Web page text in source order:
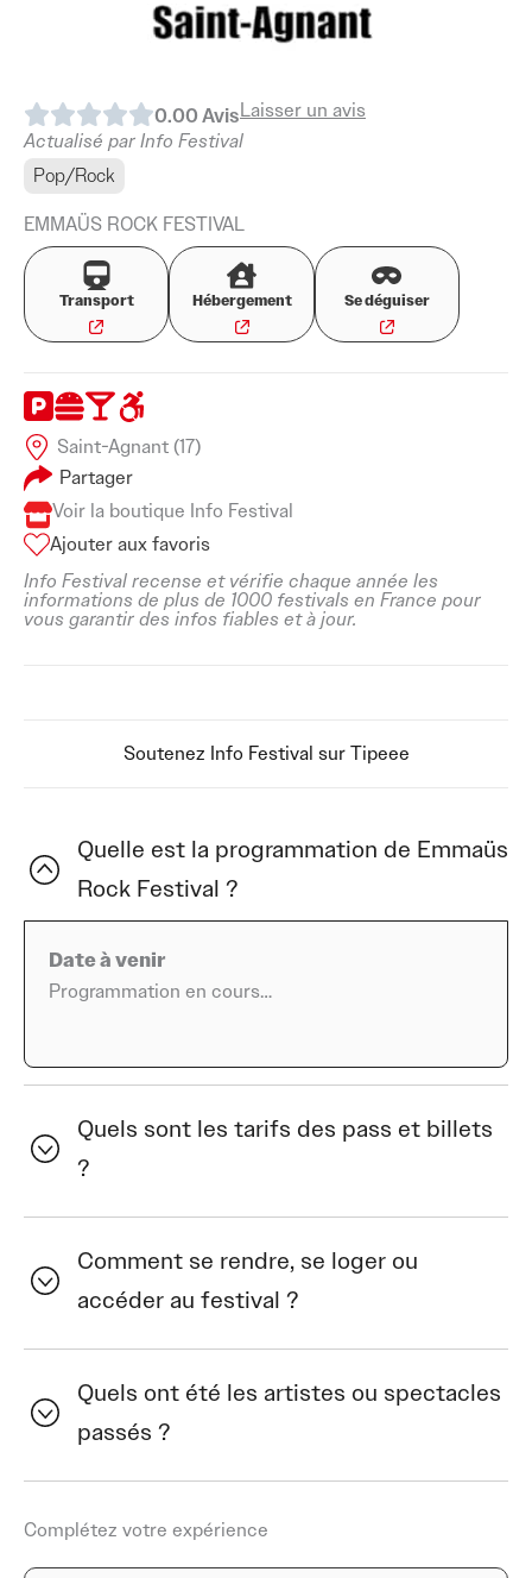
0.00AvisLaisser un avis
Actualisé par Info Festival
Pop/Rock
EMMAÜS ROCK FESTIVAL
Transport Hébergement Se déguiser
Saint-Agnant (17)
Partager
Voir la boutique Info Festival
Ajouter aux favoris
Info Festival recense et vérifie chaque année les
informations de plus de 1000 festivals en France pour
vous garantir des infos fiables et à jour.
Soutenez Info Festival sur Tipeee
Quelle est la programmation de Emmaüs
Rock Festival ?
Date à venir
Programmation en cours…
Quels sont les tarifs des pass et billets
?
Comment se rendre, se loger ou
accéder au festival ?
Quels ont été les artistes ou spectacles
passés ?
Complétez votre expérience